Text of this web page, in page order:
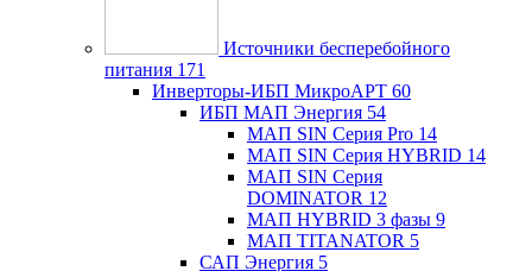
Источники бесперебойного
питания 171
Инверторы-ИБП МикроАРТ 60
ИБП МАП Энергия 54
МАП SIN Серия Pro 14
МАП SIN Серия HYBRID 14
МАП SIN Серия
DOMINATOR 12
МАП HYBRID 3 фазы 9
МАП TITANATOR 5
САП Энергия 5